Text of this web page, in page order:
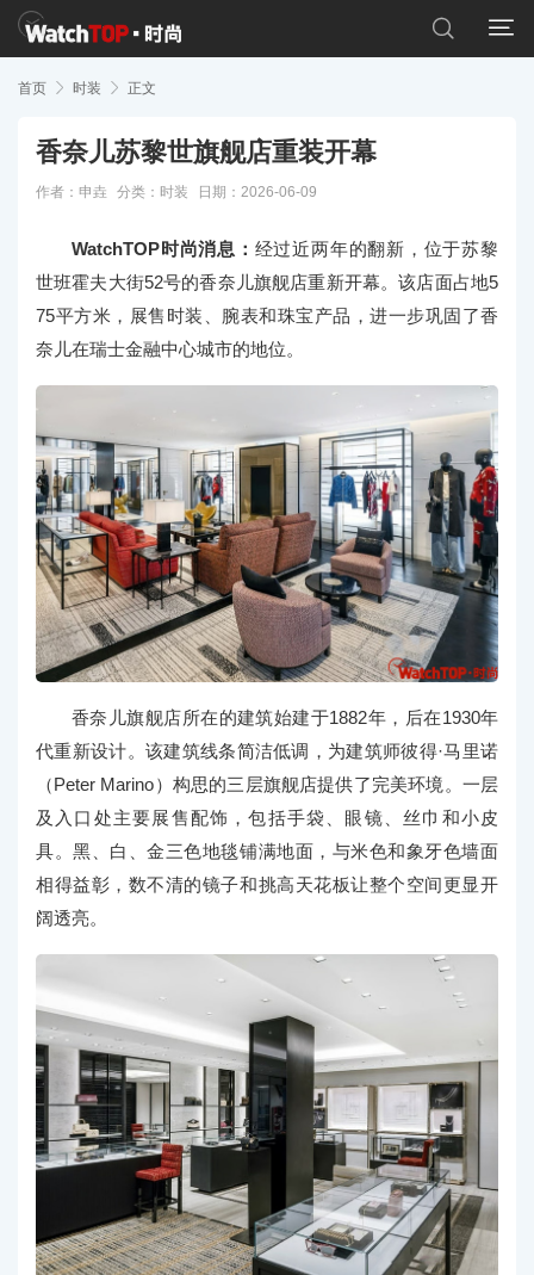


首页  时装  正文
香奈儿苏黎世旗舰店重装开幕
作者：申垚 分类： 时装 日期：2026-06-09
WatchTOP时尚消息： 经过近两年的翻新，位于苏黎
世班霍夫大街52号的香奈儿旗舰店重新开幕。该店面占地5
75平方米，展售时装、腕表和珠宝产品，进一步巩固了香
奈儿在瑞士金融中心城市的地位。
香奈儿旗舰店所在的建筑始建于1882年，后在1930年
代重新设计。该建筑线条简洁低调，为建筑师彼得·马里诺
（Peter Marino）构思的三层旗舰店提供了完美环境。一层
及入口处主要展售配饰，包括手袋、眼镜、丝巾和小皮
具。黑、白、金三色地毯铺满地面，与米色和象牙色墙面
相得益彰，数不清的镜子和挑高天花板让整个空间更显开
阔透亮。